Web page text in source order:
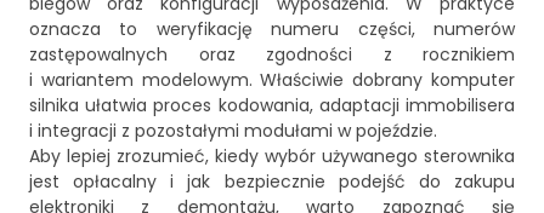
oznacza to weryfikację numeru części, numerów
zastępowalnych oraz zgodności z rocznikiem
i wariantem modelowym. Właściwie dobrany komputer
silnika ułatwia proces kodowania, adaptacji immobilisera
i integracji z pozostałymi modułami w pojeździe.
Aby lepiej zrozumieć, kiedy wybór używanego sterownika
jest opłacalny i jak bezpiecznie podejść do zakupu
elektroniki z demontażu, warto zapoznać się